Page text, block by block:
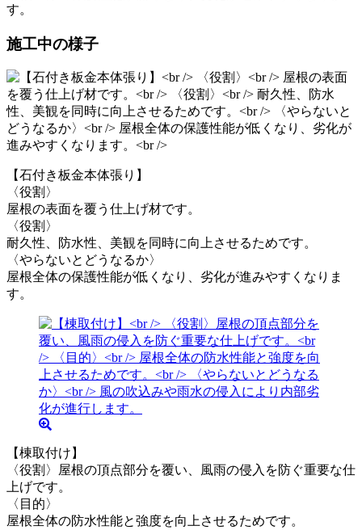
す。
施工中の様子
【石付き板金本体張り】
〈役割〉
屋根の表面を覆う仕上げ材です。
〈役割〉
耐久性、防水性、美観を同時に向上させるためです。
〈やらないとどうなるか〉
屋根全体の保護性能が低くなり、劣化が進みやすくなりま
す。
【棟取付け】
〈役割〉屋根の頂点部分を覆い、風雨の侵入を防ぐ重要な仕
上げです。
〈目的〉
屋根全体の防水性能と強度を向上させるためです。